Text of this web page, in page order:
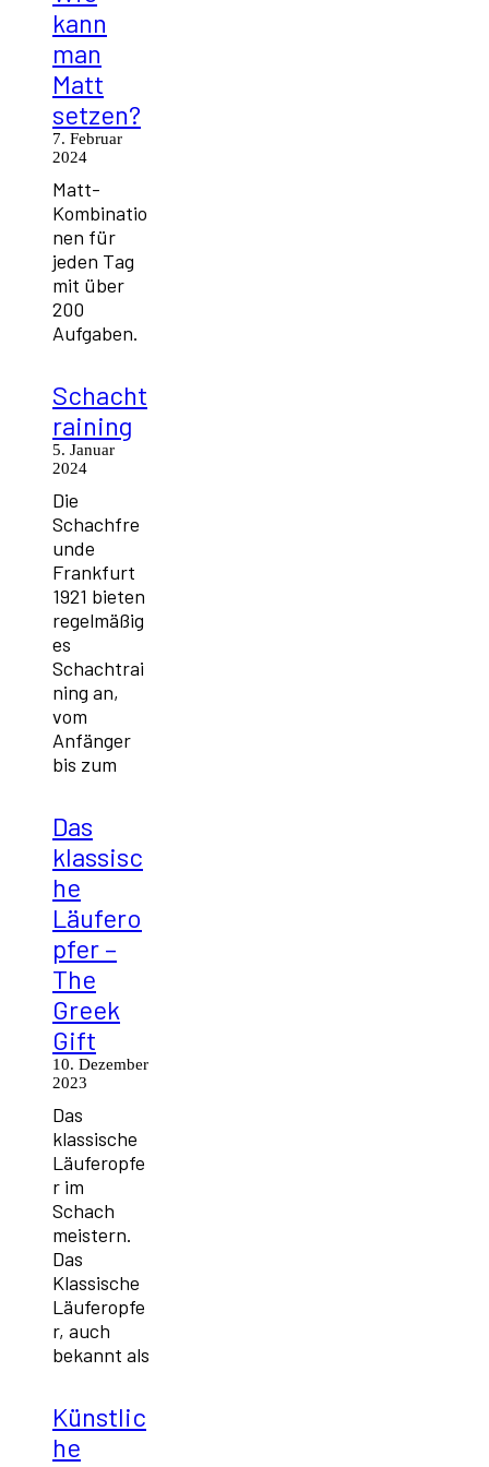
kann
man
Matt
setzen?
7. Februar
2024
Matt-
Kombinatio
nen für
jeden Tag
mit über
200
Aufgaben.
Schacht
raining
5. Januar
2024
Die
Schachfre
unde
Frankfurt
1921 bieten
regelmäßig
es
Schachtrai
ning an,
vom
Anfänger
bis zum
Das
klassisc
he
Läufero
pfer –
The
Greek
Gift
10. Dezember
2023
Das
klassische
Läuferopfe
r im
Schach
meistern.
Das
Klassische
Läuferopfe
r, auch
bekannt als
Künstlic
he